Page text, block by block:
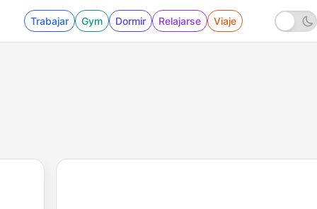
Trabajar Gym Dormir Relajarse Viaje